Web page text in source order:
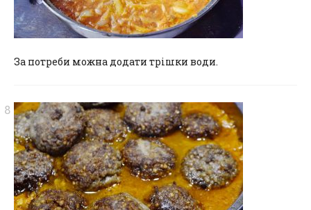
За потреби можна додати трішки води.